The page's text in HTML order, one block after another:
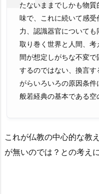
たないままでしかも物
味で、これに続いて感
力、認識器官について
取り巻く世界と人間、考
間が想定しがちな不変
するのではない、換言
がらいろいろの原因条件
般若経典の基本である空
これが仏教の中心的な教
が無いのでは？との考え